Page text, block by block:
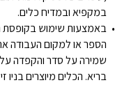
במקפיא ובמדיח כלים.
באמצעות שימוש בקופסת
הספר או למקום העבודה
שמירה על סדר והקפדה
בריא. הכלים מיוצרים